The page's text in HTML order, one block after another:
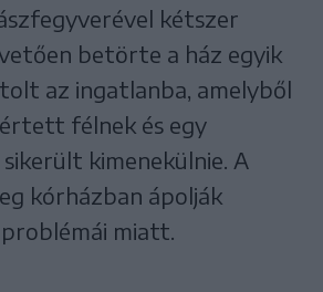
kétszer
betörte a ház egyik
az ingatlanba, amelyből
félnek és egy
kimenekülnie. A
kórházban ápolják
miatt.